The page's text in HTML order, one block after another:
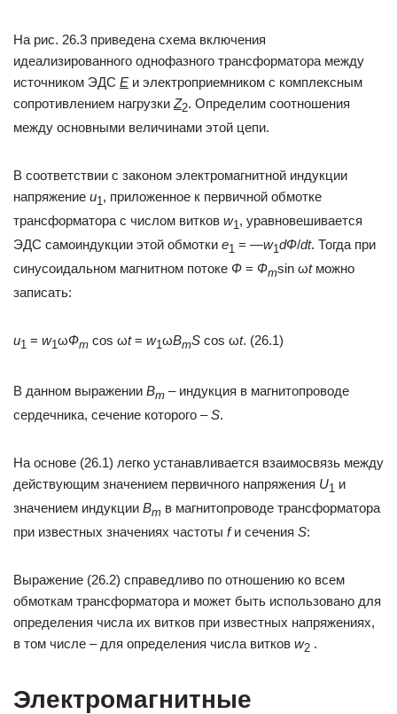
На рис. 26.3 приведена схема включения
идеализированного однофазного трансформатора между
источником ЭДС E и электроприемником с комплексным
сопротивлением нагрузки Z2. Определим соотношения
между основными величинами этой цепи.
В соответствии с законом электромагнитной индукции
напряжение u1, приложенное к первичной обмотке
трансформатора с числом витков w1, уравновешивается
ЭДС самоиндукции этой обмотки e1 = —w1dФ/dt. Тогда при
синусоидальном магнитном потоке Ф = Фmsin ωtможно
записать:
u1 = w1ωФm cos ωt= w1ωBmS cos ωt. (26.1)
В данном выражении Bm – индукция в магнитопроводе
сердечника, сечение которого –S.
На основе (26.1) легко устанавливается взаимосвязь между
действующим значением первичного напряжения U1 и
значением индукции Bm в магнитопроводе трансформатора
при известных значениях частоты fи сечения S:
Выражение (26.2) справедливо по отношению ко всем
обмоткам трансформатора и может быть использовано для
определения числа их витков при известных напряжениях,
в том числе – для определения числа витков w2 .
Электромагнитные